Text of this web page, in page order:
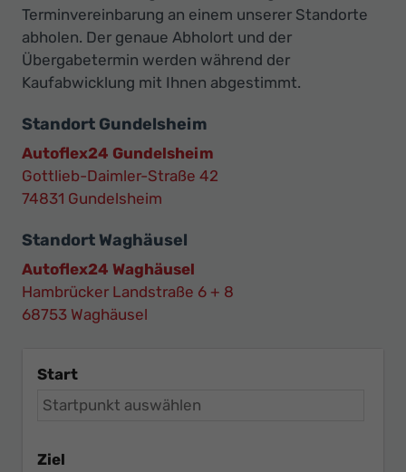
Terminvereinbarung an einem unserer Standorte
abholen. Der genaue Abholort und der
Übergabetermin werden während der
Kaufabwicklung mit Ihnen abgestimmt.
Standort Gundelsheim
Autoflex24 Gundelsheim
Gottlieb-Daimler-Straße 42
74831 Gundelsheim
Standort Waghäusel
Autoflex24 Waghäusel
Hambrücker Landstraße 6 + 8
68753 Waghäusel
Start
Ziel